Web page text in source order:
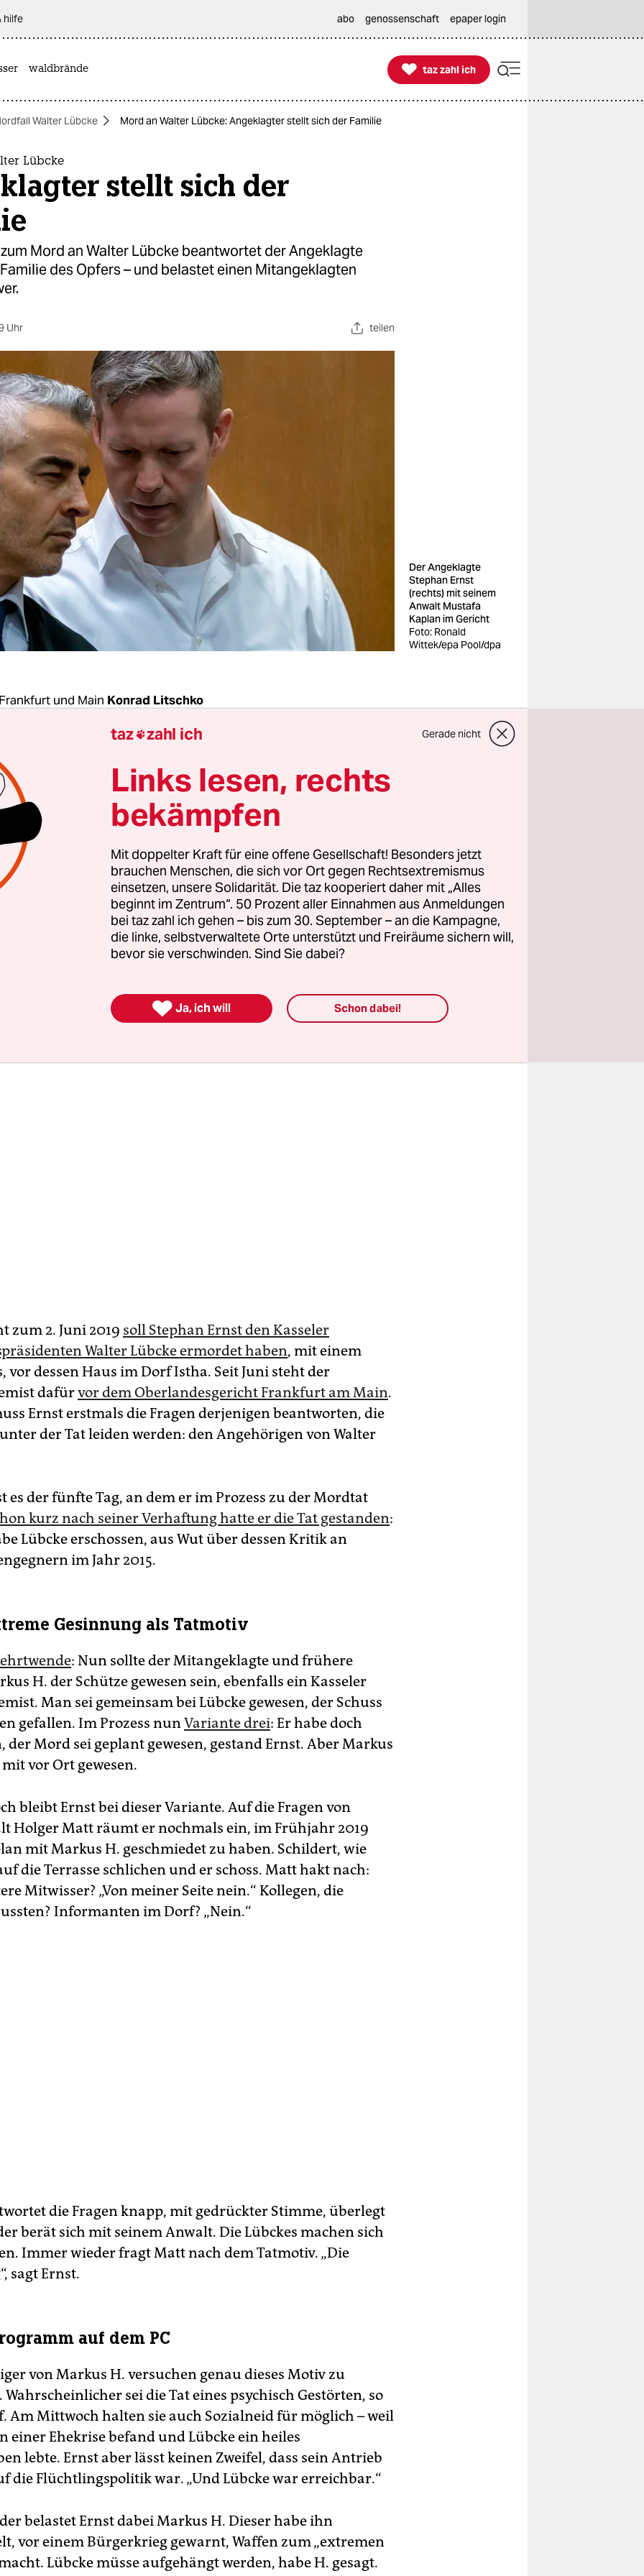
hilfe abo genossenschaft epaper login
waldbrände 
taz zahl ich
taz zahl ich
Walter Lübcke Mord an Walter Lübcke: Angeklagter stellt sich der Familie
Lübcke
stellt sich der
Mord an Walter Lübcke beantwortet der Angeklagte
des Opfers – und belastet einen Mitangeklagten
Uhr teilen
Der Angeklagte
Stephan Ernst
(rechts) mit seinem
Anwalt Mustafa
Kaplan im Gericht
Foto: Ronald
Wittek/epa Pool/dpa
und Main Konrad Litschko
lassen Stephan Ernst nicht los. Irmgard Braun-Lübcke,
Jan-Hendrik Lübcke starren auf den Angeklagten,
seiner Worte. Noch am Vortag hatten sie eingefordert,
„reinen Tisch“ mache. Und nun spricht der 46-Jährige. Über
ihrem Mann und Vater
dem Mord Gedanken gemacht habe, dass er der Familie
Menschen nehmen werde, fragt Holger Matt, der
Familie. Ernst zögert, starrt auf den Tisch vor sich. „Nein,
nicht gemacht.“ Ob er daran gedacht habe, dass Walter
ich meinen Anwalt sprechen?“ Dann antwortet er auch hier:
zum 2. Juni 2019 soll Stephan Ernst den Kasseler
Walter Lübcke ermordet haben, mit einem
vor dessen Haus im Dorf Istha. Seit Juni steht der
dafürvor dem Oberlandesgericht Frankfurt am Main.
Ernst erstmals die Fragen derjenigen beantworten, die
der Tat leiden werden: den Angehörigen von Walter
es der fünfte Tag, an dem er im Prozess zu der Mordtat
kurz nach seiner Verhaftung hatte er die Tat gestanden:
Lübcke erschossen, aus Wut über dessen Kritik an
im Jahr 2015.
Gesinnung als Tatmotiv
: Nun sollte der Mitangeklagte und frühere
H. der Schütze gewesen sein, ebenfalls ein Kasseler
Man sei gemeinsam bei Lübcke gewesen, der Schuss
gefallen. Im Prozess nunVariante drei: Er habe doch
der Mord sei geplant gewesen, gestand Ernst. Aber Markus
vor Ort gewesen.
bleibt Ernst bei dieser Variante. Auf die Fragen von
Holger Matt räumt er nochmals ein, im Frühjahr 2019
mit Markus H. geschmiedet zu haben. Schildert, wie
die Terrasse schlichen und er schoss. Matt hakt nach:
Mitwisser? „Von meiner Seite nein.“ Kollegen, die
Informanten im Dorf? „Nein.“
die Fragen knapp, mit gedrückter Stimme, überlegt
berät sich mit seinem Anwalt. Die Lübckes machen sich
Immer wieder fragt Matt nach dem Tatmotiv. „Die
sagt Ernst.
auf dem PC
von Markus H. versuchen genau dieses Motiv zu
sei die Tat eines psychisch Gestörten, so
Am Mittwoch halten sie auch Sozialneid für möglich – weil
einer Ehekrise befand und Lübcke ein heiles
lebte. Ernst aber lässt keinen Zweifel, dass sein Antrieb
die Flüchtlingspolitik war. „Und Lübcke war erreichbar.“
belastet Ernst dabei Markus H. Dieser habe ihn
vor einem Bürgerkrieg gewarnt, Waffen zum „extremen
Lübcke müsse aufgehängt werden, habe H. gesagt.
taz zahl ich Gerade nicht
Links lesen, rechts
bekämpfen
Mit doppelter Kraft für eine offene Gesellschaft! Besonders jetzt
brauchen Menschen, die sich vor Ort gegen Rechtsextremismus
einsetzen, unsere Solidarität. Die taz kooperiert daher mit „Alles
beginnt im Zentrum“. 50 Prozent aller Einnahmen aus Anmeldungen
bei taz zahl ich gehen – bis zum 30. September – an die Kampagne,
die linke, selbstverwaltete Orte unterstützt und Freiräume sichern will,
bevor sie verschwinden. Sind Sie dabei?
 Ja, ich will Schon dabei!